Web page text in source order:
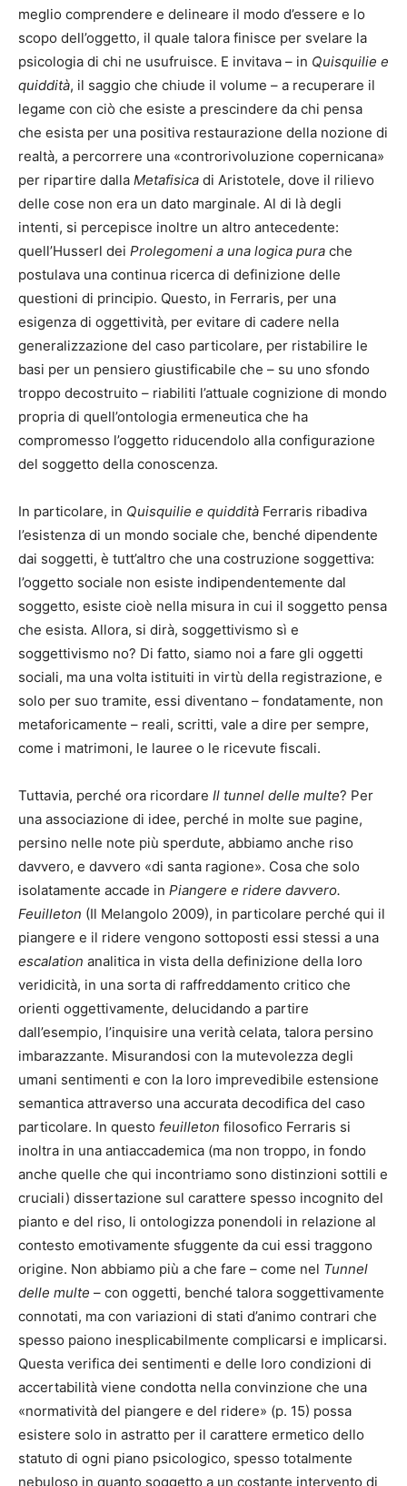
meglio comprendere e delineare il modo d’essere e lo
scopo dell’oggetto, il quale talora finisce per svelare la
psicologia di chi ne usufruisce. E invitava – in Quisquilie e
quiddità, il saggio che chiude il volume – a recuperare il
legame con ciò che esiste a prescindere da chi pensa
che esista per una positiva restaurazione della nozione di
realtà, a percorrere una «controrivoluzione copernicana»
per ripartire dalla Metafisica di Aristotele, dove il rilievo
delle cose non era un dato marginale. Al di là degli
intenti, si percepisce inoltre un altro antecedente:
quell’Husserl dei Prolegomeni a una logica pura che
postulava una continua ricerca di definizione delle
questioni di principio. Questo, in Ferraris, per una
esigenza di oggettività, per evitare di cadere nella
generalizzazione del caso particolare, per ristabilire le
basi per un pensiero giustificabile che – su uno sfondo
troppo decostruito – riabiliti l’attuale cognizione di mondo
propria di quell’ontologia ermeneutica che ha
compromesso l’oggetto riducendolo alla configurazione
del soggetto della conoscenza.
In particolare, in Quisquilie e quiddità Ferraris ribadiva
l’esistenza di un mondo sociale che, benché dipendente
dai soggetti, è tutt’altro che una costruzione soggettiva:
l’oggetto sociale non esiste indipendentemente dal
soggetto, esiste cioè nella misura in cui il soggetto pensa
che esista. Allora, si dirà, soggettivismo sì e
soggettivismo no? Di fatto, siamo noi a fare gli oggetti
sociali, ma una volta istituiti in virtù della registrazione, e
solo per suo tramite, essi diventano – fondatamente, non
metaforicamente – reali, scritti, vale a dire per sempre,
come i matrimoni, le lauree o le ricevute fiscali.
Tuttavia, perché ora ricordare Il tunnel delle multe? Per
una associazione di idee, perché in molte sue pagine,
persino nelle note più sperdute, abbiamo anche riso
davvero, e davvero «di santa ragione». Cosa che solo
isolatamente accade in Piangere e ridere davvero.
Feuilleton (Il Melangolo 2009), in particolare perché qui il
piangere e il ridere vengono sottoposti essi stessi a una
escalation analitica in vista della definizione della loro
veridicità, in una sorta di raffreddamento critico che
orienti oggettivamente, delucidando a partire
dall’esempio, l’inquisire una verità celata, talora persino
imbarazzante. Misurandosi con la mutevolezza degli
umani sentimenti e con la loro imprevedibile estensione
semantica attraverso una accurata decodifica del caso
particolare. In questo feuilleton filosofico Ferraris si
inoltra in una antiaccademica (ma non troppo, in fondo
anche quelle che qui incontriamo sono distinzioni sottili e
cruciali) dissertazione sul carattere spesso incognito del
pianto e del riso, li ontologizza ponendoli in relazione al
contesto emotivamente sfuggente da cui essi traggono
origine. Non abbiamo più a che fare – come nel Tunnel
delle multe – con oggetti, benché talora soggettivamente
connotati, ma con variazioni di stati d’animo contrari che
spesso paiono inesplicabilmente complicarsi e implicarsi.
Questa verifica dei sentimenti e delle loro condizioni di
accertabilità viene condotta nella convinzione che una
«normatività del piangere e del ridere» (p. 15) possa
esistere solo in astratto per il carattere ermetico dello
statuto di ogni piano psicologico, spesso totalmente
nebuloso in quanto soggetto a un costante intervento di